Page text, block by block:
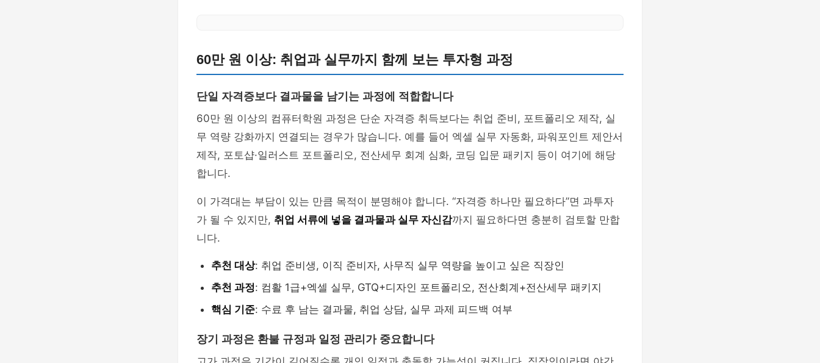
60만 원 이상: 취업과 실무까지 함께 보는 투자형 과정
단일 자격증보다 결과물을 남기는 과정에 적합합니다
60만 원 이상의 컴퓨터학원 과정은 단순 자격증 취득보다는 취업 준비, 포트폴리오 제작, 실
무 역량 강화까지 연결되는 경우가 많습니다. 예를 들어 엑셀 실무 자동화, 파워포인트 제안서
제작, 포토샵·일러스트 포트폴리오, 전산세무 회계 심화, 코딩 입문 패키지 등이 여기에 해당
합니다.
이 가격대는 부담이 있는 만큼 목적이 분명해야 합니다. “자격증 하나만 필요하다”면 과투자
가 될 수 있지만, 취업 서류에 넣을 결과물과 실무 자신감까지 필요하다면 충분히 검토할 만합
니다.
추천 대상: 취업 준비생, 이직 준비자, 사무직 실무 역량을 높이고 싶은 직장인
추천 과정: 컴활 1급+엑셀 실무, GTQ+디자인 포트폴리오, 전산회계+전산세무 패키지
핵심 기준: 수료 후 남는 결과물, 취업 상담, 실무 과제 피드백 여부
장기 과정은 환불 규정과 일정 관리가 중요합니다